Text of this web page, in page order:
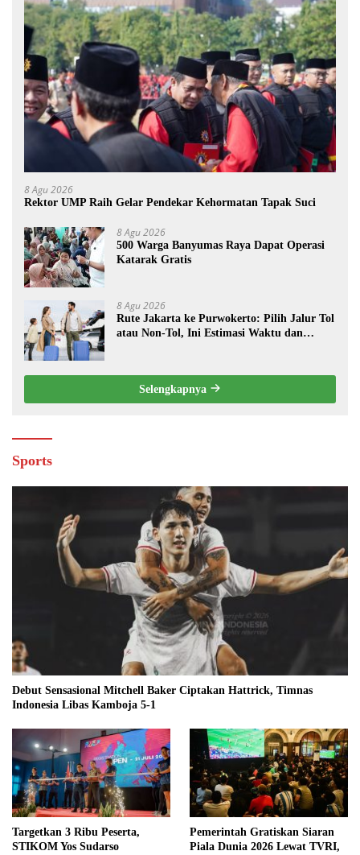
8 Agu 2026
Rektor UMP Raih Gelar Pendekar Kehormatan Tapak Suci
8 Agu 2026
500 Warga Banyumas Raya Dapat Operasi
Katarak Gratis
8 Agu 2026
Rute Jakarta ke Purwokerto: Pilih Jalur Tol
atau Non-Tol, Ini Estimasi Waktu dan
Selengkapnya
Sports
Debut Sensasional Mitchell Baker Ciptakan Hattrick, Timnas
Indonesia Libas Kamboja 5-1
Targetkan 3 Ribu Peserta,
STIKOM Yos Sudarso
Pemerintah Gratiskan Siaran
Piala Dunia 2026 Lewat TVRI,